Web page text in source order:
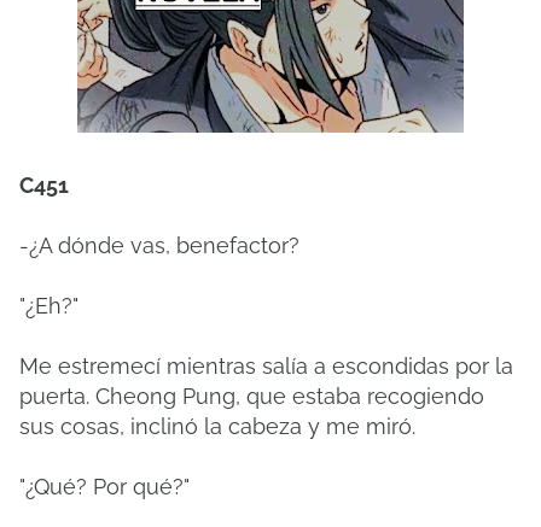
C451
-¿A dónde vas, benefactor?
"¿Eh?"
Me estremecí mientras salía a escondidas por la
puerta. Cheong Pung, que estaba recogiendo
sus cosas, inclinó la cabeza y me miró.
"¿Qué? Por qué?"